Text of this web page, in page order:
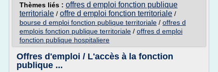
Thèmes liés : offres d emploi fonction publique
territoriale / offre d emploi fonction territoriale /
bourse d emploi fonction publique territoriale / offres d
emplois fonction publique territoriale / offres d emploi
fonction publique hospitaliere
Offres d'emploi / L'accès à la fonction
publique ...